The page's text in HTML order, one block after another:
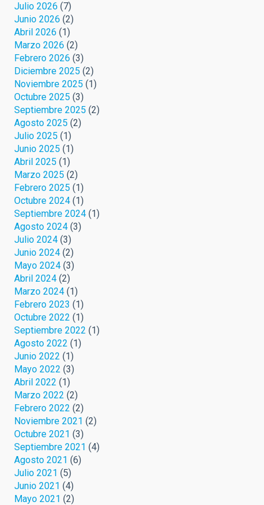
Julio 2026 (7)
Junio 2026 (2)
Abril 2026 (1)
Marzo 2026 (2)
Febrero 2026 (3)
Diciembre 2025 (2)
Noviembre 2025 (1)
Octubre 2025 (3)
Septiembre 2025 (2)
Agosto 2025 (2)
Julio 2025 (1)
Junio 2025 (1)
Abril 2025 (1)
Marzo 2025 (2)
Febrero 2025 (1)
Octubre 2024 (1)
Septiembre 2024 (1)
Agosto 2024 (3)
Julio 2024 (3)
Junio 2024 (2)
Mayo 2024 (3)
Abril 2024 (2)
Marzo 2024 (1)
Febrero 2023 (1)
Octubre 2022 (1)
Septiembre 2022 (1)
Agosto 2022 (1)
Junio 2022 (1)
Mayo 2022 (3)
Abril 2022 (1)
Marzo 2022 (2)
Febrero 2022 (2)
Noviembre 2021 (2)
Octubre 2021 (3)
Septiembre 2021 (4)
Agosto 2021 (6)
Julio 2021 (5)
Junio 2021 (4)
Mayo 2021 (2)